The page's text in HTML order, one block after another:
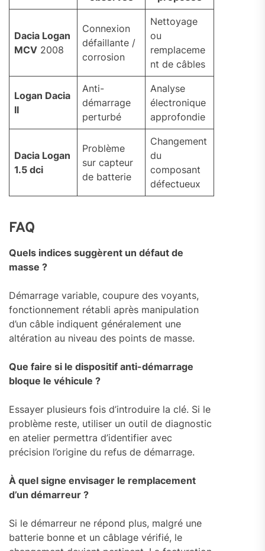
Dacia Logan
MCV 2008
Connexion
défaillante /
corrosion
Nettoyage
ou
remplaceme
nt de câbles
Logan Dacia
II
Anti-
démarrage
perturbé
Analyse
électronique
approfondie
Dacia Logan
1.5 dci
Problème
sur capteur
de batterie
Changement
du
composant
défectueux
FAQ
Quels indices suggèrent un défaut de
masse ?
Démarrage variable, coupure des voyants,
fonctionnement rétabli après manipulation
d’un câble indiquent généralement une
altération au niveau des points de masse.
Que faire si le dispositif anti-démarrage
bloque le véhicule ?
Essayer plusieurs fois d’introduire la clé. Si le
problème reste, utiliser un outil de diagnostic
en atelier permettra d’identifier avec
précision l’origine du refus de démarrage.
À quel signe envisager le remplacement
d’un démarreur ?
Si le démarreur ne répond plus, malgré une
batterie bonne et un câblage vérifié, le